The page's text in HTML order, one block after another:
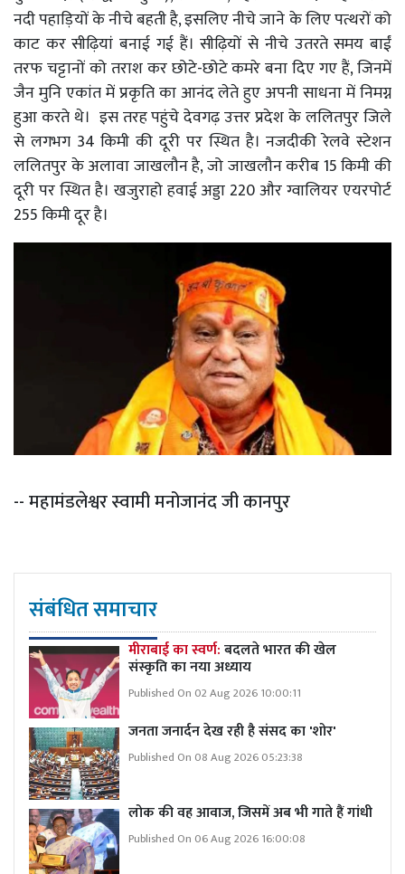
नदी पहाड़ियों के नीचे बहती है, इसलिए नीचे जाने के लिए पत्थरों को
काट कर सीढ़ियां बनाई गई हैं। सीढ़ियों से नीचे उतरते समय बाईं
तरफ चट्टानों को तराश कर छोटे-छोटे कमरे बना दिए गए हैं, जिनमें
जैन मुनि एकांत में प्रकृति का आनंद लेते हुए अपनी साधना में निमग्न
हुआ करते थे। इस तरह पहुंचे देवगढ़ उत्तर प्रदेश के ललितपुर जिले
से लगभग 34 किमी की दूरी पर स्थित है। नजदीकी रेलवे स्टेशन
ललितपुर के अलावा जाखलौन है, जो जाखलौन करीब 15 किमी की
दूरी पर स्थित है। खजुराहो हवाई अड्डा 220 और ग्वालियर एयरपोर्ट
255 किमी दूर है।
-- महामंडलेश्वर स्वामी मनोजानंद जी कानपुर
संबंधित समाचार
मीराबाई का स्वर्ण:बदलते भारत की खेल
संस्कृति का नया अध्याय
Published On 02 Aug 2026 10:00:11
जनता जनार्दन देख रही है संसद का 'शोर'
Published On 08 Aug 2026 05:23:38
लोक की वह आवाज, जिसमें अब भी गाते हैं गांधी
Published On 06 Aug 2026 16:00:08